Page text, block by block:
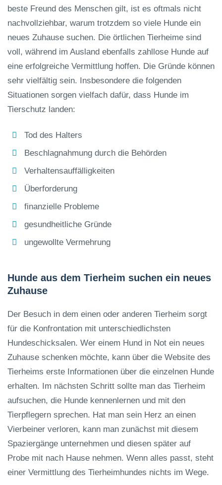
beste Freund des Menschen gilt, ist es oftmals nicht
nachvollziehbar, warum trotzdem so viele Hunde ein
neues Zuhause suchen. Die örtlichen Tierheime sind
voll, während im Ausland ebenfalls zahllose Hunde auf
eine erfolgreiche Vermittlung hoffen. Die Gründe können
sehr vielfältig sein. Insbesondere die folgenden
Situationen sorgen vielfach dafür, dass Hunde im
Tierschutz landen:
Tod des Halters
Beschlagnahmung durch die Behörden
Verhaltensauffälligkeiten
Überforderung
finanzielle Probleme
gesundheitliche Gründe
ungewollte Vermehrung
Hunde aus dem Tierheim suchen ein neues
Zuhause
Der Besuch in dem einen oder anderen Tierheim sorgt
für die Konfrontation mit unterschiedlichsten
Hundeschicksalen. Wer einem Hund in Not ein neues
Zuhause schenken möchte, kann über die Website des
Tierheims erste Informationen über die einzelnen Hunde
erhalten. Im nächsten Schritt sollte man das Tierheim
aufsuchen, die Hunde kennenlernen und mit den
Tierpflegern sprechen. Hat man sein Herz an einen
Vierbeiner verloren, kann man zunächst mit diesem
Spaziergänge unternehmen und diesen später auf
Probe mit nach Hause nehmen. Wenn alles passt, steht
einer Vermittlung des Tierheimhundes nichts im Wege.